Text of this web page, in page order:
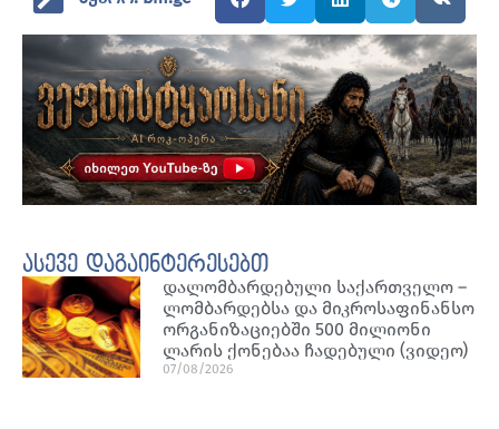
ასევე დაგაინტერესებთ
დალომბარდებული საქართველო –
ლომბარდებსა და მიკროსაფინანსო
ორგანიზაციებში 500 მილიონი
ლარის ქონებაა ჩადებული (ვიდეო)
07/08/2026